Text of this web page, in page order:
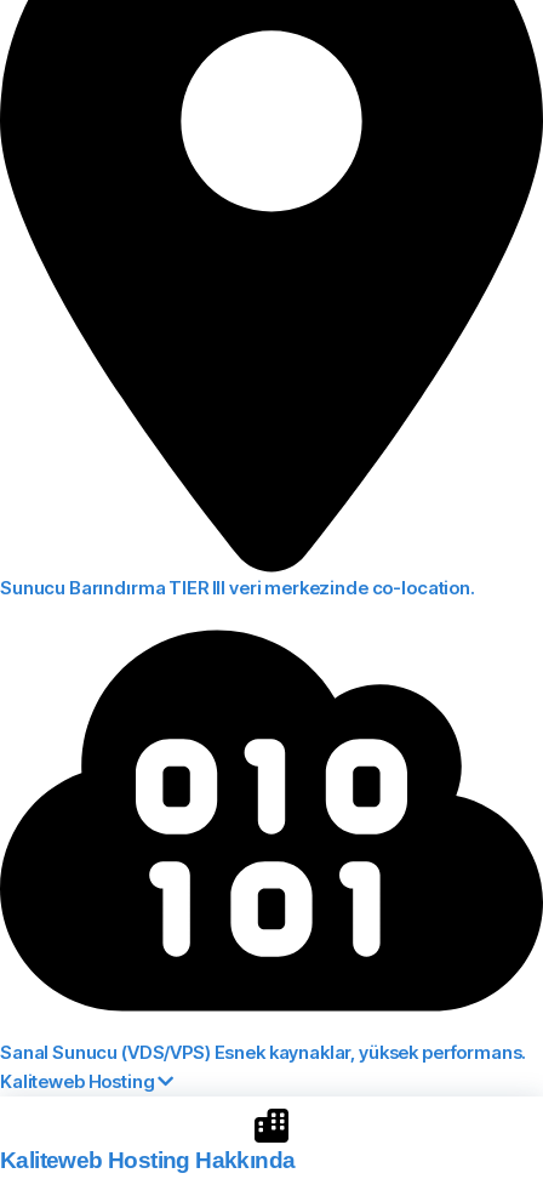
Sunucu Barındırma TIER III veri merkezinde co-location.
Sanal Sunucu (VDS/VPS) Esnek kaynaklar, yüksek performans.
Kaliteweb Hosting
Kaliteweb Hosting Hakkında